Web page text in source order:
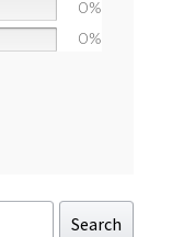
0%
0%
Search